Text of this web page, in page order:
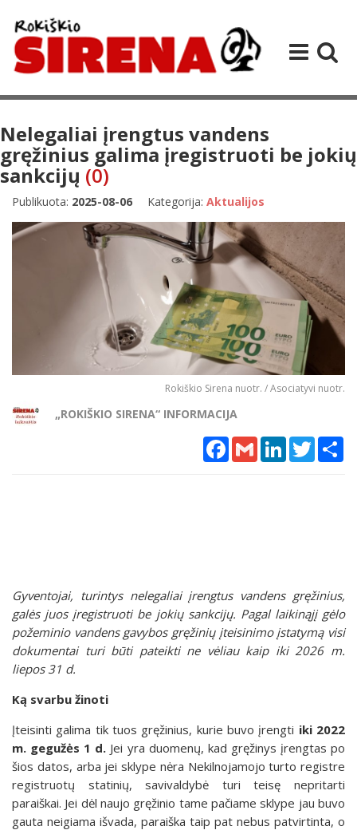
Nelegaliai įrengtus vandens
gręžinius galima įregistruoti be jokių
sankcijų (0)
Publikuota: 2025-08-06 Kategorija: Aktualijos
Rokiškio Sirena nuotr. / Asociatyvi nuotr.
„ROKIŠKIO SIRENA“ INFORMACIJA
Facebook
Gmail LinkedInTwitter
Gyventojai, turintys nelegaliai įrengtus vandens gręžinius,
galės juos įregistruoti be jokių sankcijų. Pagal laikinąjį gėlo
požeminio vandens gavybos gręžinių įteisinimo įstatymą visi
dokumentai turi būti pateikti ne vėliau kaip iki 2026 m.
liepos 31 d.
Ką svarbu žinoti
Įteisinti galima tik tuos gręžinius, kurie buvo įrengti iki 2022
m. gegužės 1 d. Jei yra duomenų, kad gręžinys įrengtas po
šios datos, arba jei sklype nėra Nekilnojamojo turto registre
registruotų statinių, savivaldybė turi teisę nepritarti
paraiškai. Jei dėl naujo gręžinio tame pačiame sklype jau buvo
gauta neigiama išvada, paraiška taip pat nebus patvirtinta, o